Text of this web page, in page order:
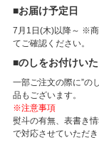
■お届け予定日
7月1日(木)以降～ ※
てご確認ください。
■のしをお付けい
一部ご注文の際に”の
品もございます。
※注意事項
熨斗の有無、表書き
で対応させていただ